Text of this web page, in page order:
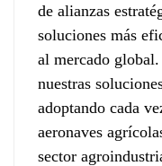
de alianzas
soluciones más
al mercado
nuestras
adoptando cada
aeronaves
sector